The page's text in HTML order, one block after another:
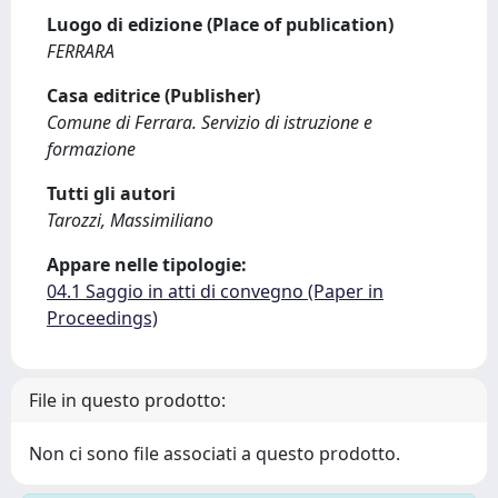
Luogo di edizione (Place of publication)
FERRARA
Casa editrice (Publisher)
Comune di Ferrara. Servizio di istruzione e
formazione
Tutti gli autori
Tarozzi, Massimiliano
Appare nelle tipologie:
04.1 Saggio in atti di convegno (Paper in
Proceedings)
File in questo prodotto:
Non ci sono file associati a questo prodotto.